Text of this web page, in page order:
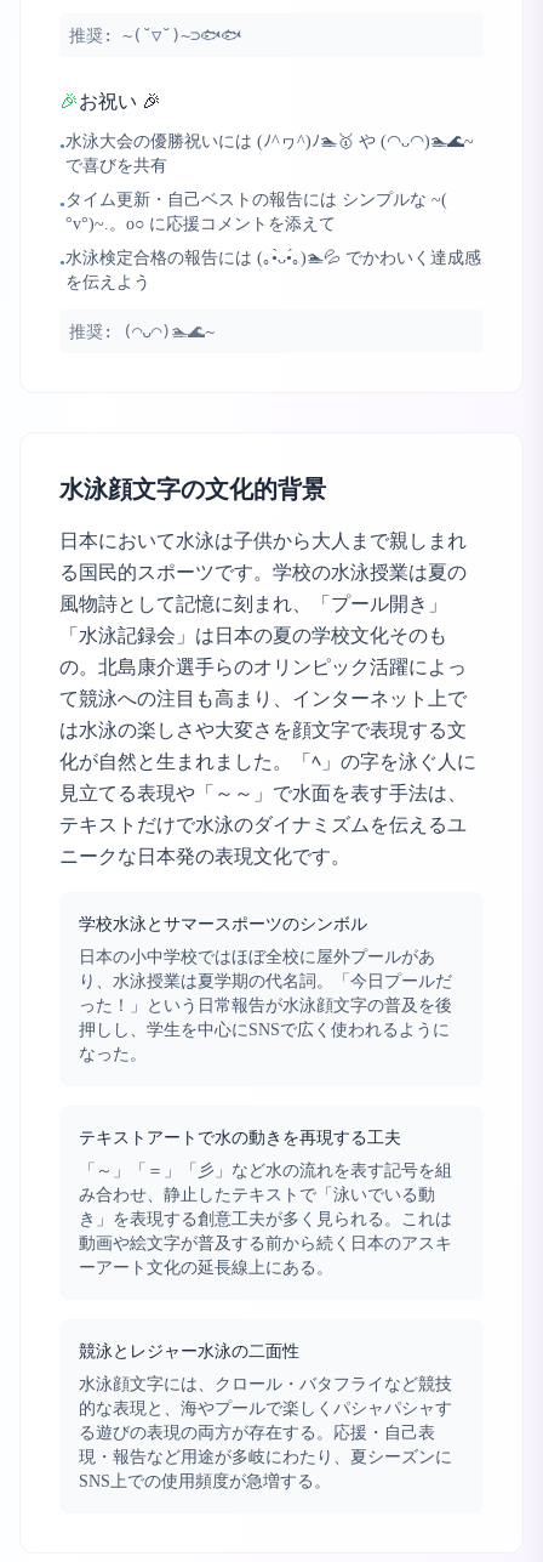
推奨: ~(˘▽˘)~⊃🐟🐟
🎉お祝い 🎉
•水泳大会の優勝祝いには (ﾉ^ヮ^)ﾉ🏊🥇 や (◠ᴗ◠)🏊🌊~
で喜びを共有
• タイム更新・自己ベストの報告には シンプルな ~(
°v°)~.。o○ に応援コメントを添えて
•水泳検定合格の報告には (｡•̀ᴗ•́｡)🏊💦 でかわいく達成感
を伝えよう
推奨: (◠ᴗ◠)🏊🌊~
水泳顔文字の文化的背景
日本において水泳は子供から大人まで親しまれ
る国民的スポーツです。学校の水泳授業は夏の
風物詩として記憶に刻まれ、「プール開き」
「水泳記録会」は日本の夏の学校文化そのも
の。北島康介選手らのオリンピック活躍によっ
て競泳への注目も高まり、インターネット上で
は水泳の楽しさや大変さを顔文字で表現する文
化が自然と生まれました。「ﾍ」の字を泳ぐ人に
見立てる表現や「～～」で水面を表す手法は、
テキストだけで水泳のダイナミズムを伝えるユ
ニークな日本発の表現文化です。
学校水泳とサマースポーツのシンボル
日本の小中学校ではほぼ全校に屋外プールがあ
り、水泳授業は夏学期の代名詞。「今日プールだ
った！」という日常報告が水泳顔文字の普及を後
押しし、学生を中心にSNSで広く使われるように
なった。
テキストアートで水の動きを再現する工夫
「～」「＝」「彡」など水の流れを表す記号を組
み合わせ、静止したテキストで「泳いでいる動
き」を表現する創意工夫が多く見られる。これは
動画や絵文字が普及する前から続く日本のアスキ
ーアート文化の延長線上にある。
競泳とレジャー水泳の二面性
水泳顔文字には、クロール・バタフライなど競技
的な表現と、海やプールで楽しくパシャパシャす
る遊びの表現の両方が存在する。応援・自己表
現・報告など用途が多岐にわたり、夏シーズンに
SNS上での使用頻度が急増する。